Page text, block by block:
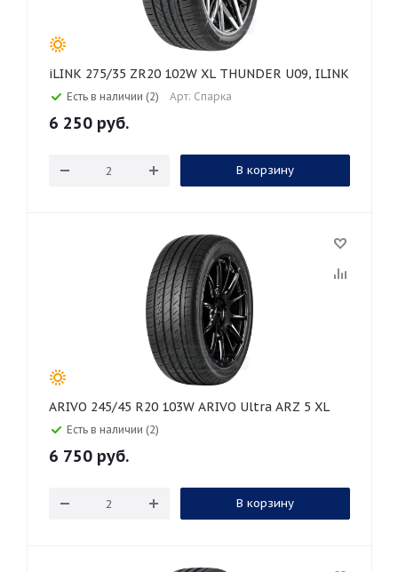
iLINK 275/35 ZR20 102W XL THUNDER U09, ILINK
Есть в наличии (2) Арт: Спарка
6 250 руб.
В корзину
ARIVO 245/45 R20 103W ARIVO Ultra ARZ 5 XL
Есть в наличии (2)
6 750 руб.
В корзину